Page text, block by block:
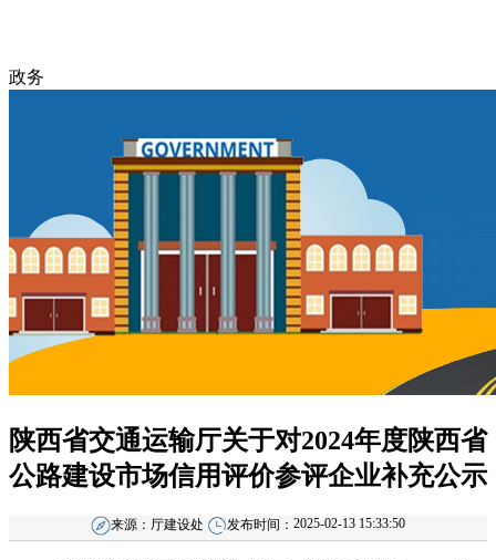
政务
陕西省交通运输厅关于对2024年度陕西省
公路建设市场信用评价参评企业补充公示
来源： 厅建设处 发布时间： 2025-02-13 15:33:50